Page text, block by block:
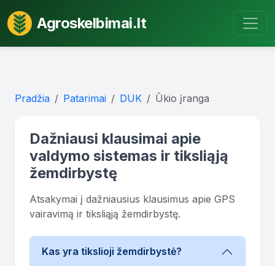
Agroskelbimai.lt
Pradžia Patarimai DUK Ūkio įranga
Dažniausi klausimai apie
valdymo sistemas ir tiksliąją
žemdirbystę
Atsakymai į dažniausius klausimus apie GPS
vairavimą ir tiksliąją žemdirbystę.
Kas yra tikslioji žemdirbystė?